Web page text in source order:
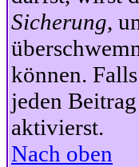
Sicherung,
können.
jeden
aktivierst.
Nach oben